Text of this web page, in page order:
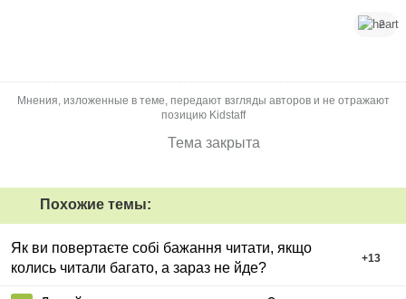
2
Мнения, изложенные в теме, передают взгляды авторов и не отражают
позицию Kidstaff
Тема закрыта
Похожие темы:
Як ви повертаєте собі бажання читати, якщо
колись читали багато, а зараз не йде?
+13